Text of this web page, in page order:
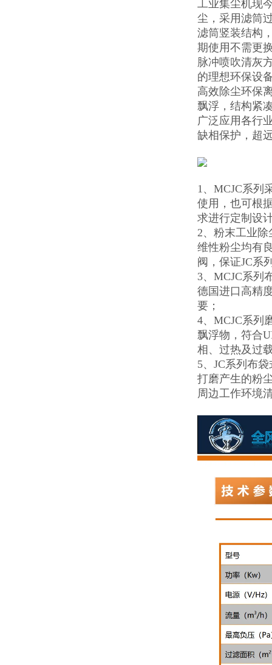
工业集尘机现
尘，采用滤筒
滤筒竖装结构
期使用不需更
脉冲喷吹清灰
的理想环保设
高效除尘环保
飘浮，结构紧
广泛应用各行
缺相保护，超
1、MCJC系列
使用，也可根
求进行定制设
2、粉末工业
维性粉尘均有
阀，保证JC系
3、MCJC系列
德国进口高精
要；
4、MCJC系列
飘浮物，符合
相、过热及过
5、JC系列布
打磨产生的粉
周边工作环境